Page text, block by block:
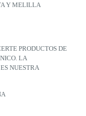
Y MELILLA
PRODUCTOS DE
LA
NUESTRA